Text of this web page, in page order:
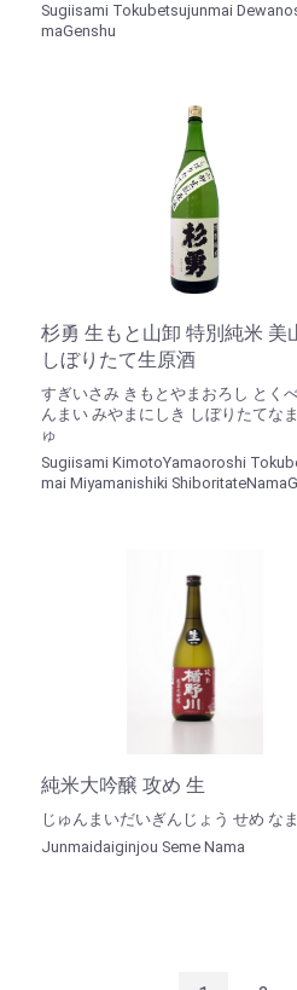
Sugiisami Tokubetsujunmai
maGenshu
杉勇 生もと山卸 特別純米 美
しぼりたて生原酒
すぎいさみ きもとやまおろし とく
んまい みやまにしき しぼりたてな
ゅ
Sugiisami KimotoYamaoroshi
mai Miyamanishiki
純米大吟醸 攻め 生
じゅんまいだいぎんじょう せめ なま
Junmaidaiginjou Seme Nama